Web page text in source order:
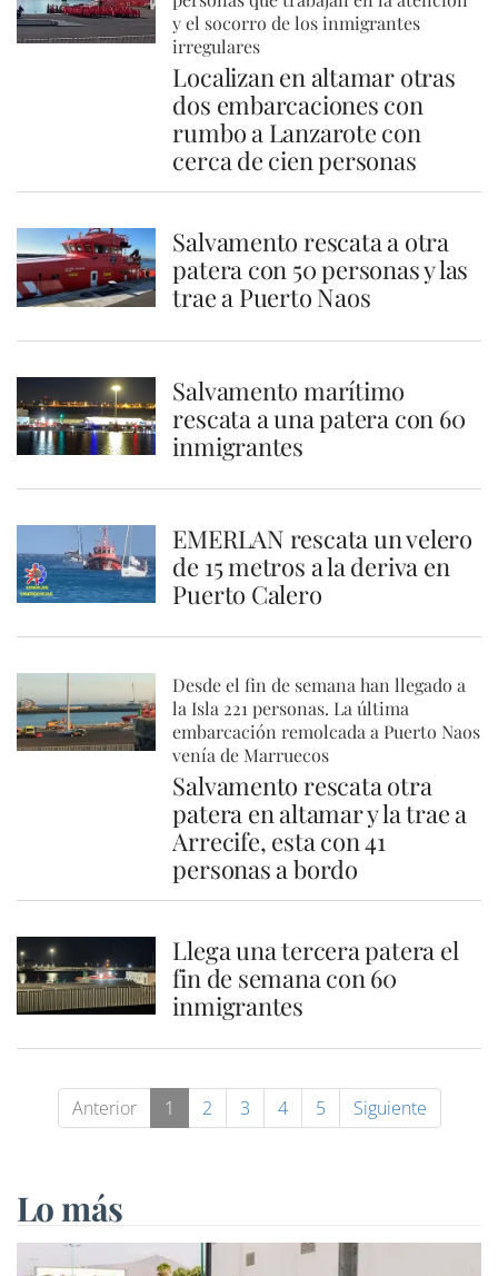
y el socorro de los inmigrantes
irregulares
Localizan en altamar otras
dos embarcaciones con
rumbo a Lanzarote con
cerca de cien personas
Salvamento rescata a otra
patera con 50 personas y las
trae a Puerto Naos
Salvamento marítimo
rescata a una patera con 60
inmigrantes
EMERLAN rescata un velero
de 15 metros a la deriva en
Puerto Calero
Desde el fin de semana han llegado a
la Isla 221 personas. La última
embarcación remolcada a Puerto Naos
venía de Marruecos
Salvamento rescata otra
patera en altamar y la trae a
Arrecife, esta con 41
personas a bordo
Llega una tercera patera el
fin de semana con 60
inmigrantes
Anterior 1 2 3 4 5 Siguiente
Lo más